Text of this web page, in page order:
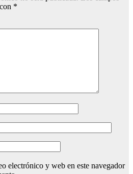
*
electrónico y web en este navegador